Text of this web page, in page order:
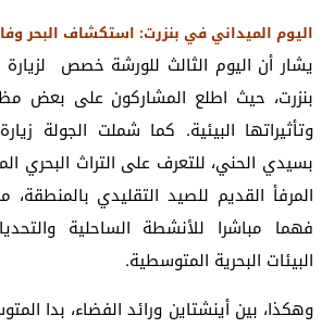
اليوم الميداني في بنزرت: استكشاف البحر
يشار أن اليوم الثالث للورشة خصص لزيارة
بنزرت، حيث اطلع المشاركون على بعض
وتأثيراتها البيئية. كما شملت الجولة
بسيدي الحني، للتعرف على التراث البحري
المرفأ القديم للصيد التقليدي بالمنطقة،
فهما مباشرا للأنشطة الساحلية
البيئات البحرية المتوسطية.
وهكذا، بين أينشتاين ورائد الفضاء، بدا